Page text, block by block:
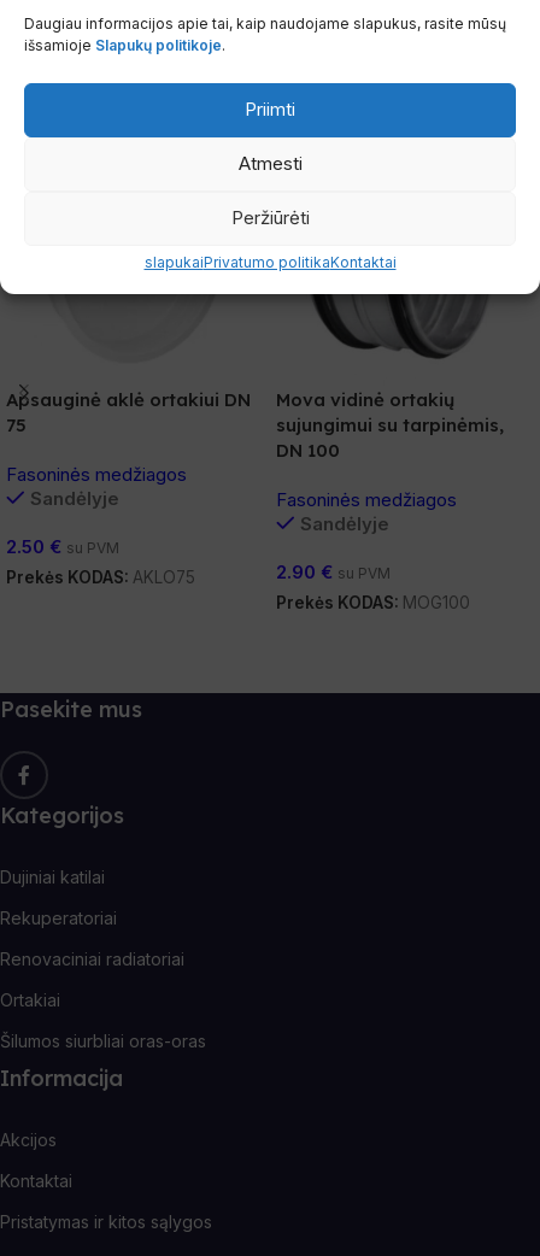
Daugiau informacijos apie tai, kaip naudojame slapukus, rasite mūsų
išsamioje Slapukų politikoje.
Priimti
Atmesti
Peržiūrėti
slapukaiPrivatumo politikaKontaktai
Susiję produktai
Apsauginė aklė ortakiui DN
75
Fasoninės medžiagos
Sandėlyje
2.50 € su PVM
Prekės KODAS: AKLO75
Mova vidinė ortakių
sujungimui su tarpinėmis,
DN 100
Fasoninės medžiagos
Sandėlyje
2.90 € su PVM
Prekės KODAS: MOG100
Pasekite mus
Kategorijos
Dujiniai katilai
Rekuperatoriai
Renovaciniai radiatoriai
Ortakiai
Šilumos siurbliai oras-oras
Informacija
Akcijos
Kontaktai
Pristatymas ir kitos sąlygos